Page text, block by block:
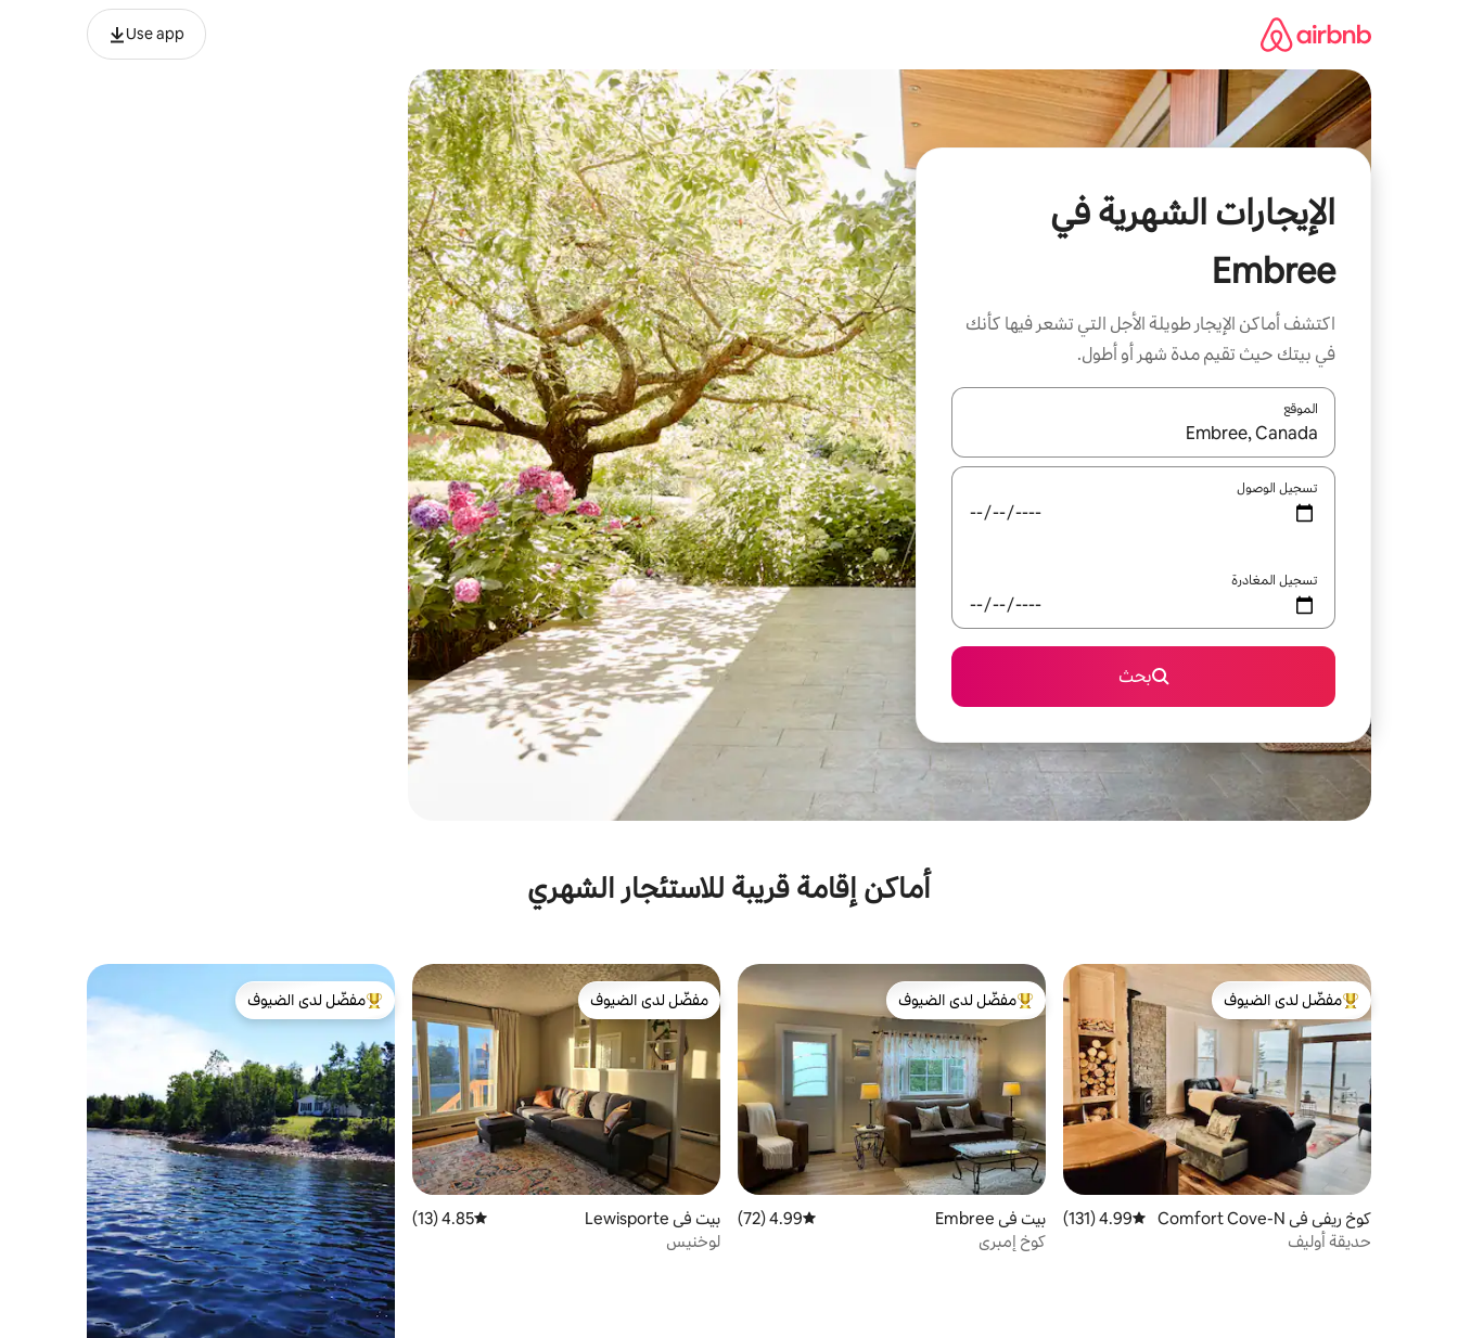
Use app
الإيجارات الشهرية في
Embree
اكتشف أماكن الإيجار طويلة الأجل التي تشعر فيها كأنك
في بيتك حيث تقيم مدة شهر أو أطول.
الموقع
عند توفر النتائج، انتقل باستخدام السهمين لأعلى ولأسفل أو استكشف عن طريق اللمس أو السحب.
تسجيل الوصول
تسجيل المغادرة
بحث
أماكن إقامة قريبة للاستئجار الشهري
من أبرز البيوت المفضّلة لدى الضيوف
مفضّل لدى الضيوف
كوخ ريفي في Comfort Cove-N
ewstead
متوسط التقييم 4.99 من 5، 131 مراجعات
4.99 (131)
حديقة أوليف
من أبرز البيوت المفضّلة لدى الضيوف
مفضّل لدى الضيوف
بيت في Embree متوسط التقييم 4.99 من 5، 72 مراجعات
4.99 (72)
كوخ إمبري
مفضّل لدى الضيوف
مفضّل لدى الضيوف
بيت في Lewisporte متوسط التقييم 4.85 من 5، 13 مراجعات
4.85 (13)
لوخنيس
من أبرز البيوت المفضّلة لدى الضيوف
مفضّل لدى الضيوف